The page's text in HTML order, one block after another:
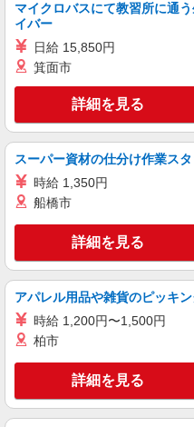
マイクロバスにて教習所に通
イバー
日給 15,850円
箕面市
詳細を見る
スーパー資材の仕分け作業ス
時給 1,350円
船橋市
詳細を見る
アパレル用品や雑貨のピッキ
時給 1,200円〜1,500円
柏市
詳細を見る